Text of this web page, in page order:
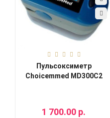
Пульсоксиметр
Choicemmed MD300C2
1 700.00 р.